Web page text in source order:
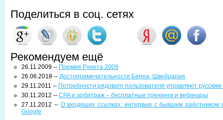
Поделиться в соц. сетях
Рекомендуем ещё
26.11.2009 -- Премия Рунета 2009
26.06.2018 -- Достопримечательности Берна, Швейцария
29.11.2011 -- Потребности рядового пользователя управляют
30.11.2012 -- CPA и арбитраж – бесплатные тренинги и вебинары
27.11.2012 -- О входящих ссылках: интервью с бывшим работником
Google